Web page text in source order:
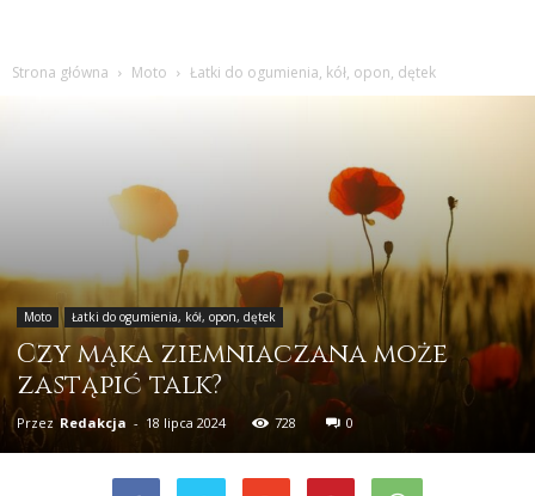
Strona główna Moto Łatki do ogumienia, kół, opon, dętek
Moto Łatki do ogumienia, kół, opon, dętek
Czy mąka ziemniaczana może
zastąpić talk?
Przez Redakcja - 18 lipca 2024 728 0